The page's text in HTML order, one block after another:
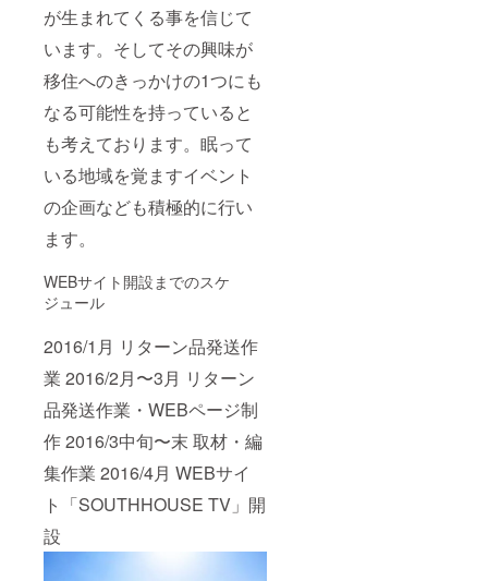
が生まれてくる事を信じて
います。そしてその興味が
移住へのきっかけの1つにも
なる可能性を持っていると
も考えております。眠って
いる地域を覚ますイベント
の企画なども積極的に行い
ます。
WEBサイト開設までのスケ
ジュール
2016/1月 リターン品発送作
業 2016/2月〜3月 リターン
品発送作業・WEBページ制
作 2016/3中旬〜末 取材・編
集作業 2016/4月 WEBサイ
ト「SOUTHHOUSE TV」開
設